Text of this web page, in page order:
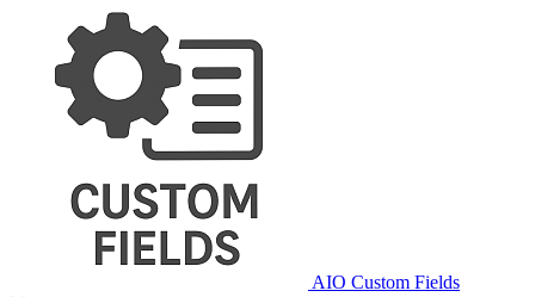
AIO Custom Fields